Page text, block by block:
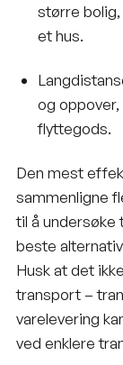
større bolig,
et hus.
og
flyttegods.
Den mest
sammenligne
til å undersøke
beste
Husk at det
transport –
varelevering
ved enklere